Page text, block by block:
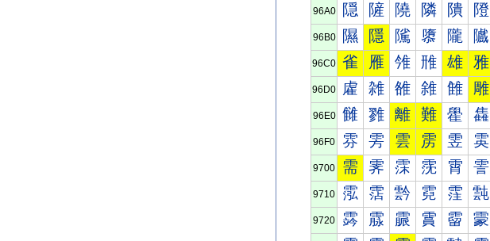
96A0 隠 隡 隢 隣 隤 隥
96B0 隰 隱 隲 隳 隴 隵
96C0 雀 雁 雂 雃 雄 雅
96D0 雐 雑 雒 雓 雔 雕
96E0 雠 雡 離 難 雤 雥
96F0 雰 雱 雲 雳 雴 雵
9700 需 霁 霂 霃 霄 霅
9710 霐 霑 霒 霓 霔 霕
9720 霠 霡 霢 霣 霤 霥